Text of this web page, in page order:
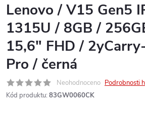
Lenovo / V15 Gen5
1315U / 8GB /
15,6" FHD /
Pro / černá
Neohodnoceno Podrobnosti
Kód produktu: 83GW0060CK